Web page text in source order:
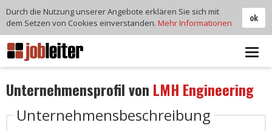
Unternehmensprofil von LMH Engineering
Unternehmensbeschreibung
ok
Durch die Nutzung unserer Angebote erklären Sie sich mit
dem Setzen von Cookies einverstanden. Mehr Informationen